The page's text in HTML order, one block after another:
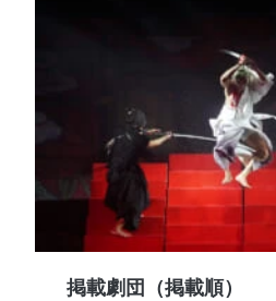
掲載劇団（掲載順）